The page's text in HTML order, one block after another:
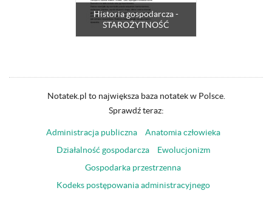
Historia gospodarcza -
STAROŻYTNOŚĆ
Notatek.pl to największa baza notatek w Polsce.
Sprawdź teraz:
Administracja publiczna
Anatomia człowieka
Działalność gospodarcza
Ewolucjonizm
Gospodarka przestrzenna
Kodeks postępowania administracyjnego